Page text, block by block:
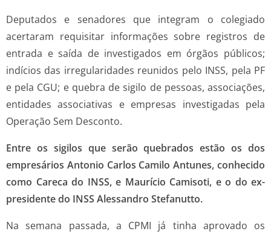
Deputados e senadores que integram o colegiado
acertaram requisitar informações sobre registros de
entrada e saída de investigados em órgãos públicos;
indícios das irregularidades reunidos pelo INSS, pela PF
e pela CGU; e quebra de sigilo de pessoas, associações,
entidades associativas e empresas investigadas pela
Operação Sem Desconto.
Entre os sigilos que serão quebrados estão os dos
empresários Antonio Carlos Camilo Antunes, conhecido
como Careca do INSS, e Maurício Camisoti, e o do ex-
presidente do INSS Alessandro Stefanutto.
Na semana passada, a CPMI já tinha aprovado os